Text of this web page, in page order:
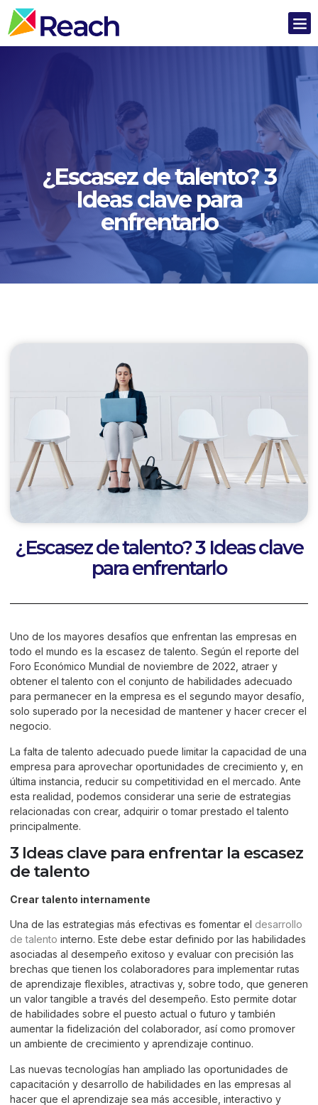
¿Escasez de talento? 3
Ideas clave para
enfrentarlo
¿Escasez de talento? 3 Ideas clave
para enfrentarlo
Uno de los mayores desafíos que enfrentan las empresas en
todo el mundo es la escasez de talento. Según el reporte del
Foro Económico Mundial de noviembre de 2022, atraer y
obtener el talento con el conjunto de habilidades adecuado
para permanecer en la empresa es el segundo mayor desafío,
solo superado por la necesidad de mantener y hacer crecer el
negocio.
La falta de talento adecuado puede limitar la capacidad de una
empresa para aprovechar oportunidades de crecimiento y, en
última instancia, reducir su competitividad en el mercado. Ante
esta realidad, podemos considerar una serie de estrategias
relacionadas con crear, adquirir o tomar prestado el talento
principalmente.
3 Ideas clave para enfrentar la escasez
de talento
Crear talento internamente
Una de las estrategias más efectivas es fomentar el desarrollo
de talento interno. Este debe estar definido por las habilidades
asociadas al desempeño exitoso y evaluar con precisión las
brechas que tienen los colaboradores para implementar rutas
de aprendizaje flexibles, atractivas y, sobre todo, que generen
un valor tangible a través del desempeño. Esto permite dotar
de habilidades sobre el puesto actual o futuro y también
aumentar la fidelización del colaborador, así como promover
un ambiente de crecimiento y aprendizaje continuo.
Las nuevas tecnologías han ampliado las oportunidades de
capacitación y desarrollo de habilidades en las empresas al
hacer que el aprendizaje sea más accesible, interactivo y